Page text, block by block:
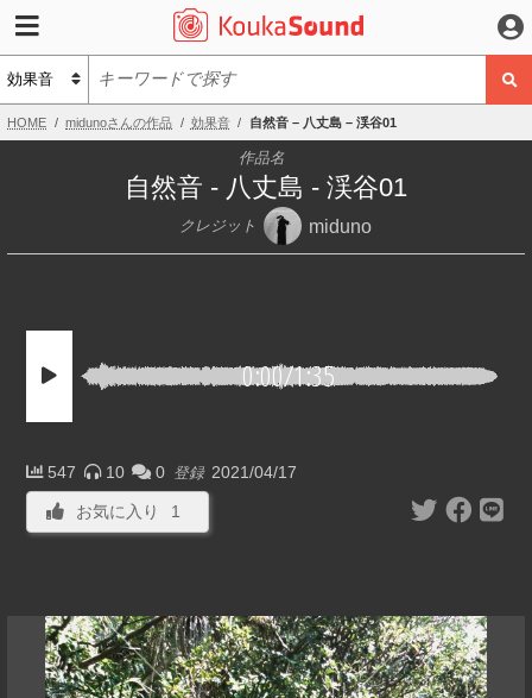
HOME midunoさんの作品 効果音 自然音 – 八丈島 – 渓谷01
作品名
自然音 - 八丈島 - 渓谷01
クレジット miduno
0:00/1:35
547 10 0 登録 2021/04/17
お気に入り 1